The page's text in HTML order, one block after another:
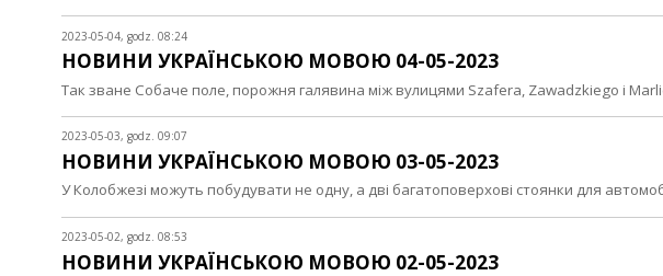
2023-05-04, godz. 08:24
НОВИНИ УКРАЇНСЬКОЮ МОВОЮ 04-05-2023
Так зване Собаче поле, порожня галявина між вулицями Szafera, Zawadzkiego i
2023-05-03, godz. 09:07
НОВИНИ УКРАЇНСЬКОЮ МОВОЮ 03-05-2023
У Колобжезі можуть побудувати не одну, а дві багатоповерхові стоянки для
2023-05-02, godz. 08:53
НОВИНИ УКРАЇНСЬКОЮ МОВОЮ 02-05-2023